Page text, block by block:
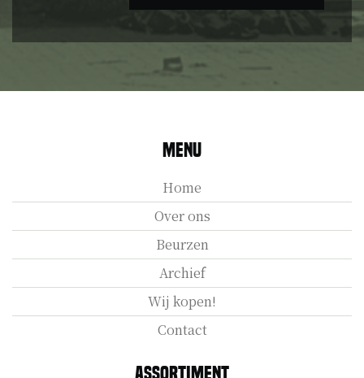
Menu
Home
Over ons
Beurzen
Archief
Wij kopen!
Contact